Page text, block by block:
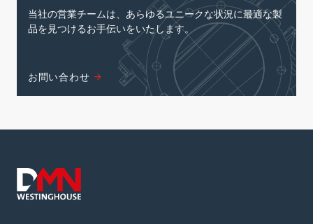
当社の営業チームは、あらゆるユニークな状況に最適な製
品を見つけるお手伝いをいたします。
お問い合わせ